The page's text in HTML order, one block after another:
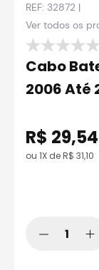
4º fw3
5 º capacete
7º bau
9º capacete
10º race tech
REF: 32872 |
Ver todos os
Cabo
2006 Até
R$ 29,54
ou 1X deR$ 31,10